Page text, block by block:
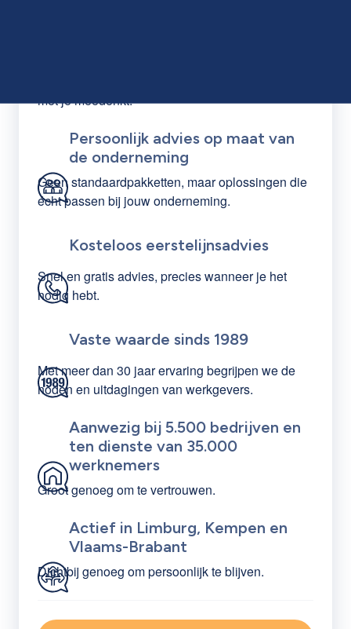
met je meedenkt.
Persoonlijk advies op maat van
de onderneming
Geen standaardpakketten, maar oplossingen die
écht passen bij jouw onderneming.
Kosteloos eerstelijnsadvies
Snel en gratis advies, precies wanneer je het
nodig hebt.
Vaste waarde sinds 1989
Met meer dan 30 jaar ervaring begrijpen we de
noden en uitdagingen van werkgevers.
Aanwezig bij 5.500 bedrijven en
ten dienste van 35.000
werknemers
Groot genoeg om te vertrouwen.
Actief in Limburg, Kempen en
Vlaams-Brabant
Dichtbij genoeg om persoonlijk te blijven.